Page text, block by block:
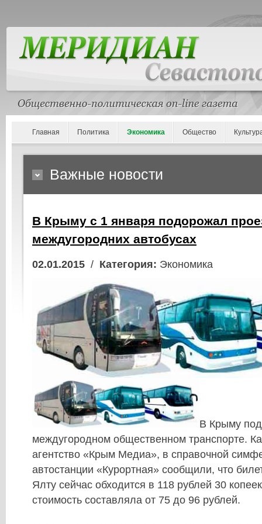
Главная Политика Экономика Общество
Важные новости
В Крыму с 1 января подорожал
междугородних автобусах
02.01.2015 / Категория: Экономика
В Крыму
междугородном общественном транспорте.
агентство «Крым Медиа», в справочной
автостанции «Курортная» сообщили, что
Ялту сейчас обходится в 118 рублей 30
стоимость составляла от 75 до 96 рублей.